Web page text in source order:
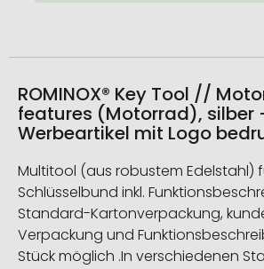
ROMINOX® Key Tool //
features (Motorrad), silber
Werbeartikel mit Logo
Multitool (aus robustem Edelstahl)
Schlüsselbund inkl.
Standard-Kartonverpackung,
Verpackung und
Stück möglich .In verschiedenen